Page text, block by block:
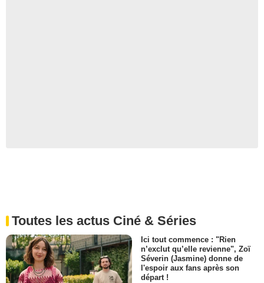
Toutes les actus Ciné & Séries
Ici tout commence : "Rien
n’exclut qu’elle revienne", Zoï
Séverin (Jasmine) donne de
l'espoir aux fans après son
départ !